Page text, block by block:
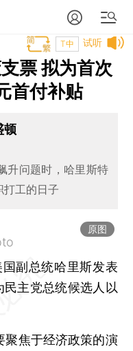
试听
T中
票 拟为首次
首付补贴
顿
升问题时，哈里斯特
打工的日子
原图
副总统哈里斯发表
主党总统候选人以
焦于经济政策的演